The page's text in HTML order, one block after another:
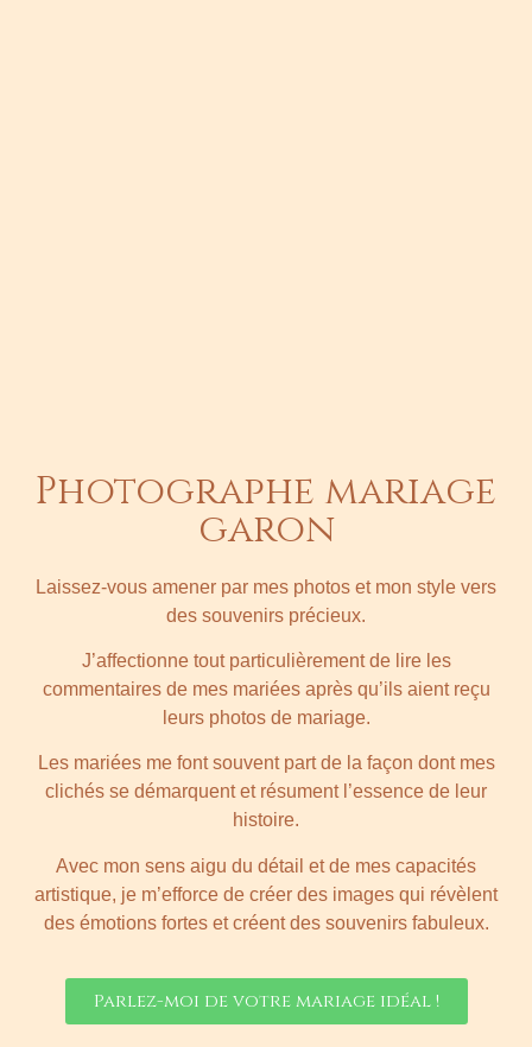
Photographe mariage
garon
Laissez-vous amener par mes photos et mon style vers
des souvenirs précieux.
J’affectionne tout particulièrement de lire les
commentaires de mes mariées après qu’ils aient reçu
leurs photos de mariage.
Les mariées me font souvent part de la façon dont mes
clichés se démarquent et résument l’essence de leur
histoire.
Avec mon sens aigu du détail et de mes capacités
artistique, je m’efforce de créer des images qui révèlent
des émotions fortes et créent des souvenirs fabuleux.
Parlez-moi de votre mariage idéal !